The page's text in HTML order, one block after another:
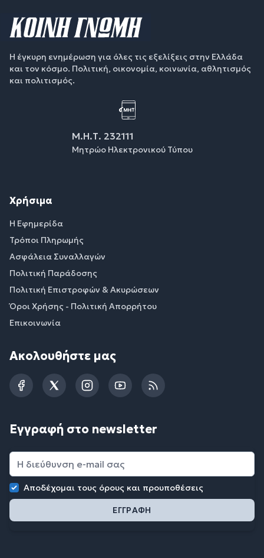
Η έγκυρη ενημέρωση για όλες τις εξελίξεις στην Ελλάδα
και τον κόσμο. Πολιτική, οικονομία, κοινωνία, αθλητισμός
και πολιτισμός.
Μ.Η.Τ. 232111
Μητρώο Ηλεκτρονικού Τύπου
Χρήσιμα
Η Εφημερίδα
Τρόποι Πληρωμής
Ασφάλεια Συναλλαγών
Πολιτική Παράδοσης
Πολιτική Επιστροφών & Ακυρώσεων
Όροι Χρήσης - Πολιτική Απορρήτου
Επικοινωνία
Ακολουθήστε μας
FacebookTwitterInstagramYouTubeRSS
Εγγραφή στο newsletter
Αποδέχομαι τους όρους και προυποθέσεις